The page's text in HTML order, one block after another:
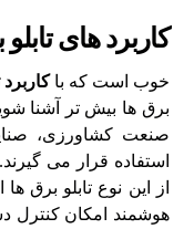
کاربرد های
خوب است که با
برق ها بیش تر آشنا
صنعت کشاورزی،
استفاده قرار می
از این نوع تابلو برق
هوشمند امکان کنترل